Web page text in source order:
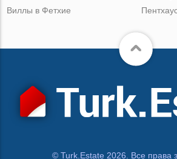
Виллы в Фетхие
© Turk.Estate 2026. Все права